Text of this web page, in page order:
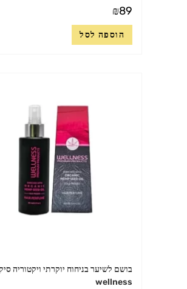
₪89
הוספה לסל
בושם לשיער בניחוח יוקרתי ויקטוריה
wellness